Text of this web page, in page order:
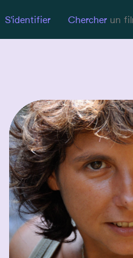
S'identifier Chercher
+32